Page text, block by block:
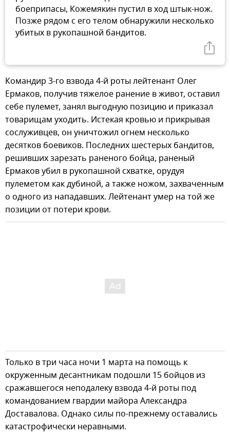
боеприпасы, Кожемякин пустил в ход штык-нож.
Позже рядом с его телом обнаружили несколько
убитых в рукопашной бандитов.
Командир 3-го взвода 4-й роты лейтенант Олег
Ермаков, получив тяжелое ранение в живот, оставил
себе пулемет, занял выгодную позицию и приказал
товарищам уходить. Истекая кровью и прикрывая
сослуживцев, он уничтожил огнем несколько
десятков боевиков. Последних шестерых бандитов,
решивших зарезать раненого бойца, раненый
Ермаков убил в рукопашной схватке, орудуя
пулеметом как дубиной, а также ножом, захваченным
о одного из нападавших. Лейтенант умер на той же
позиции от потери крови.
Только в три часа ночи 1 марта на помощь к
окруженным десантникам подошли 15 бойцов из
сражавшегося неподалеку взвода 4-й роты под
командованием гвардии майора Александра
Доставалова. Однако силы по-прежнему оставались
катастрофически неравными.